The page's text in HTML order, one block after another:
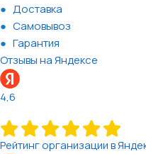
Доставка
Самовывоз
Гарантия
Отзывы на Яндексе
4,6
Рейтинг организации в